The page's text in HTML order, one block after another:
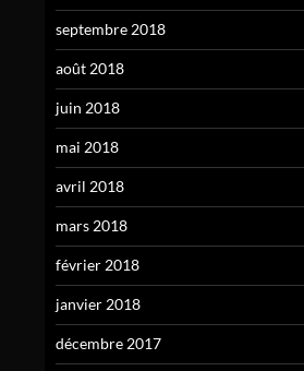
septembre 2018
août 2018
juin 2018
mai 2018
avril 2018
mars 2018
février 2018
janvier 2018
décembre 2017